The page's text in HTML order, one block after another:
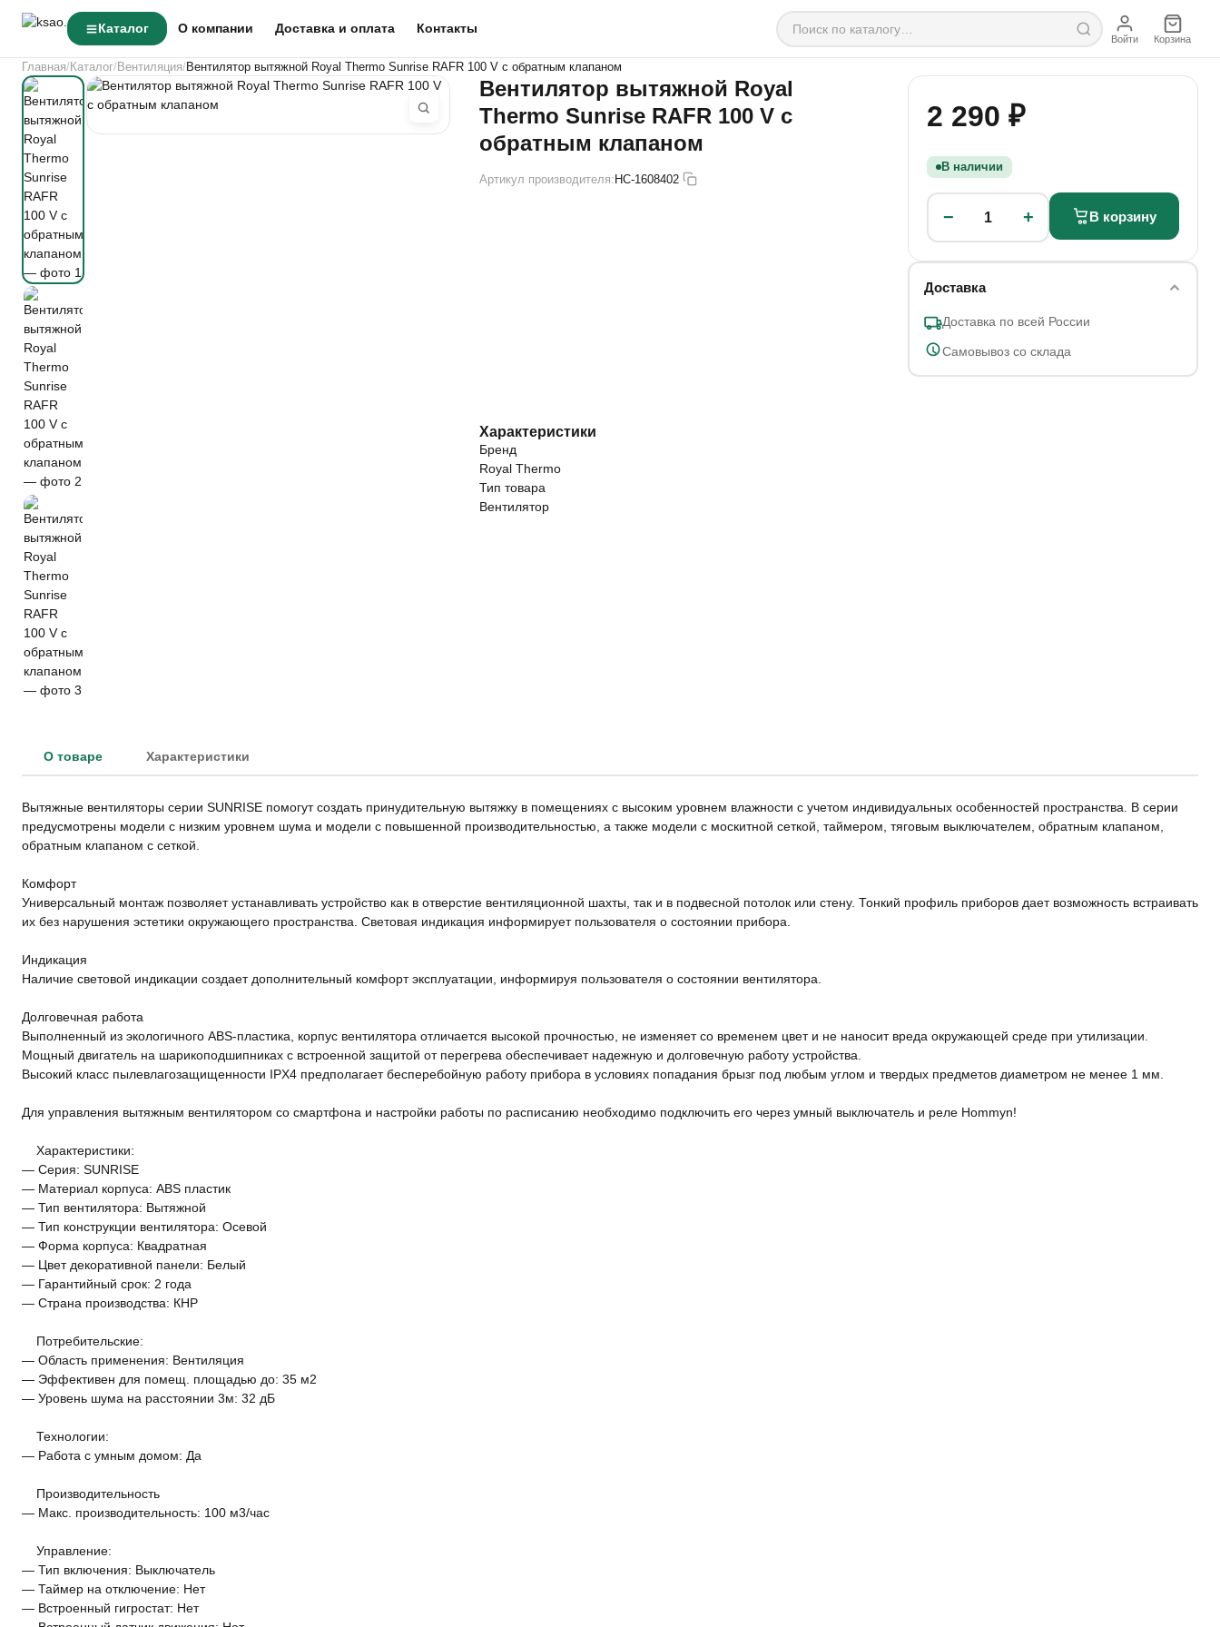
Каталог О компании Доставка и оплата Контакты
Войти Корзина
Главная Каталог Вентиляция Вентилятор вытяжной Royal Thermo Sunrise RAFR 100 V с обратным клапаном
Вентилятор вытяжной Royal
Thermo Sunrise RAFR 100 V с
обратным клапаном
Артикул производителя:HC-1608402
2 290 ₽
В наличии
− 1 + В корзину
Доставка
Доставка по всей России
Самовывоз со склада
Характеристики
Бренд
Royal Thermo
Тип товара
Вентилятор
О товаре Характеристики
Вытяжные вентиляторы серии SUNRISE помогут создать принудительную вытяжку в помещениях с высоким уровнем влажности с учетом индивидуальных особенностей пространства. В серии
предусмотрены модели с низким уровнем шума и модели с повышенной производительностью, а также модели с москитной сеткой, таймером, тяговым выключателем, обратным клапаном,
обратным клапаном с сеткой.
Комфорт
Универсальный монтаж позволяет устанавливать устройство как в отверстие вентиляционной шахты, так и в подвесной потолок или стену. Тонкий профиль приборов дает возможность встраивать
их без нарушения эстетики окружающего пространства. Световая индикация информирует пользователя о состоянии прибора.
Индикация
Наличие световой индикации создает дополнительный комфорт эксплуатации, информируя пользователя о состоянии вентилятора.
Долговечная работа
Выполненный из экологичного ABS-пластика, корпус вентилятора отличается высокой прочностью, не изменяет со временем цвет и не наносит вреда окружающей среде при утилизации.
Мощный двигатель на шарикоподшипниках с встроенной защитой от перегрева обеспечивает надежную и долговечную работу устройства.
Высокий класс пылевлагозащищенности IPХ4 предполагает бесперебойную работу прибора в условиях попадания брызг под любым углом и твердых предметов диаметром не менее 1 мм.
Для управления вытяжным вентилятором со смартфона и настройки работы по расписанию необходимо подключить его через умный выключатель и реле Hommyn!
Характеристики:
— Серия: SUNRISE
— Материал корпуса: ABS пластик
— Тип вентилятора: Вытяжной
— Тип конструкции вентилятора: Осевой
— Форма корпуса: Квадратная
— Цвет декоративной панели: Белый
— Гарантийный срок: 2 года
— Страна производства: КНР
Потребительские:
— Область применения: Вентиляция
— Эффективен для помещ. площадью до: 35 м2
— Уровень шума на расстоянии 3м: 32 дБ
Технологии:
— Работа с умным домом: Да
Производительность
— Макс. производительность: 100 м3/час
Управление:
— Тип включения: Выключатель
— Таймер на отключение: Нет
— Встроенный гигростат: Нет